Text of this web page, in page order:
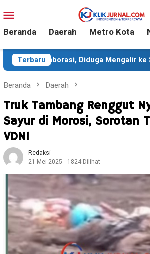
ke
kontenMobile
Beranda Daerah Metro Kota
Terbaru
Diduga Mengalir ke Sektor Industri
Beranda Daerah
Truk Tambang Renggut
Sayur di Morosi, Sorotan
VDNI
Redaksi
21 Mei 2025
1824 Dilihat